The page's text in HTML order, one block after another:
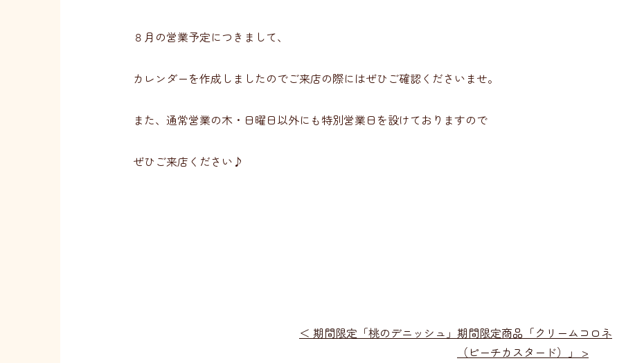
８月の営業予定につきまして、
カレンダーを作成しましたのでご来店の際にはぜひご確認くださいませ。
また、通常営業の木・日曜日以外にも特別営業日を設けておりますので
ぜひご来店ください♪
＜ 期間限定「桃のデニッシュ」 期間限定商品「クリームコロネ
（ピーチカスタード）」 >